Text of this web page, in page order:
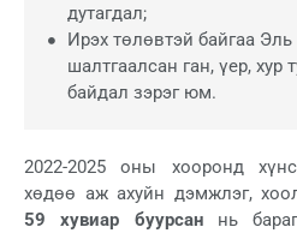
дутагдал;
Ирэх төлөвтэй байгаа
шалтгаалсан ган, үер, хур
байдал зэрэг юм.
2022-2025 оны хооронд
хөдөө аж ахуйн дэмжлэг,
59 хувиар буурсаннь